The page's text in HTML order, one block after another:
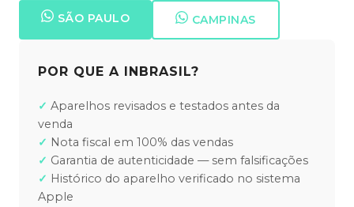
SÃO PAULO CAMPINAS
POR QUE A INBRASIL?
Aparelhos revisados e testados antes da
venda
Nota fiscal em 100% das vendas
Garantia de autenticidade — sem falsificações
Histórico do aparelho verificado no sistema
Apple